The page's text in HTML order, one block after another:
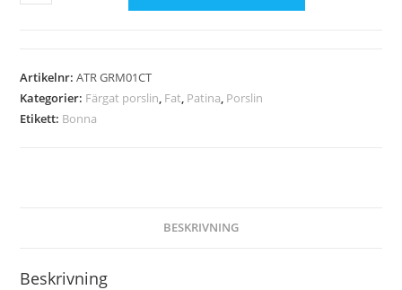
Artikelnr:ATR GRM01CT
Kategorier: Färgat porslin, Fat, Patina, Porslin
Etikett: Bonna
BESKRIVNING
Beskrivning